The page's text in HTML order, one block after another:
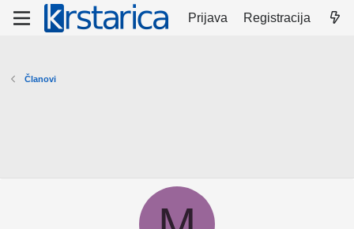
Prijava Registracija
Članovi